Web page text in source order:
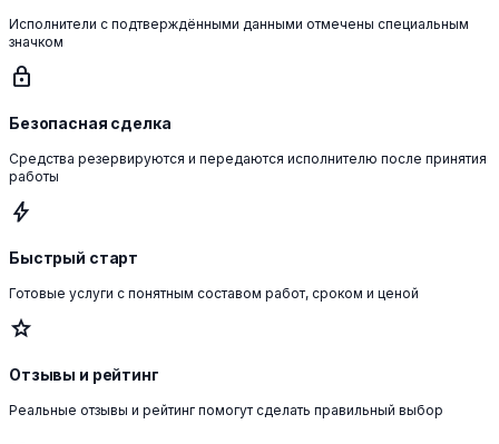
Исполнители с подтверждёнными данными отмечены специальным
значком
lock
Безопасная сделка
Средства резервируются и передаются исполнителю после принятия
работы
bolt
Быстрый старт
Готовые услуги с понятным составом работ, сроком и ценой
star
Отзывы и рейтинг
Реальные отзывы и рейтинг помогут сделать правильный выбор